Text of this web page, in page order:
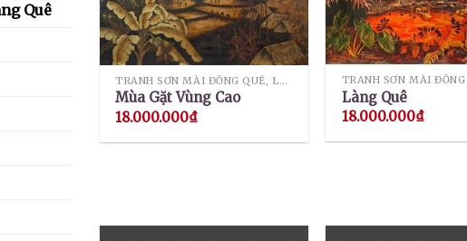
Quê
TRANH SƠN MÀI ĐỒNG QUÊ, LÀNG QUÊ
Mùa Gặt Vùng Cao
18.000.000₫
Làng Quê
18.000.000₫